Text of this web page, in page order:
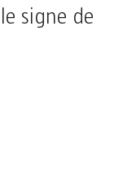
signe de